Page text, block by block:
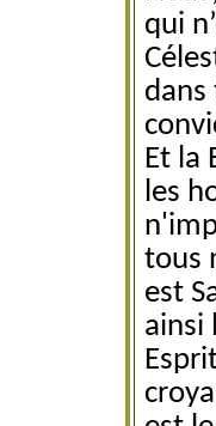
qui
Et la
les
tous
est
ainsi